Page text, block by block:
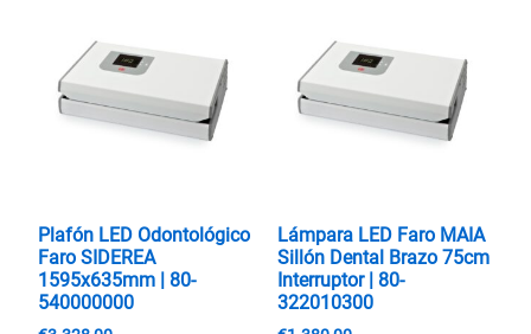
Plafón LED Odontológico
Faro SIDEREA
1595x635mm | 80-
540000000
Lámpara LED Faro MAIA
Sillón Dental Brazo 75cm
Interruptor | 80-
322010300